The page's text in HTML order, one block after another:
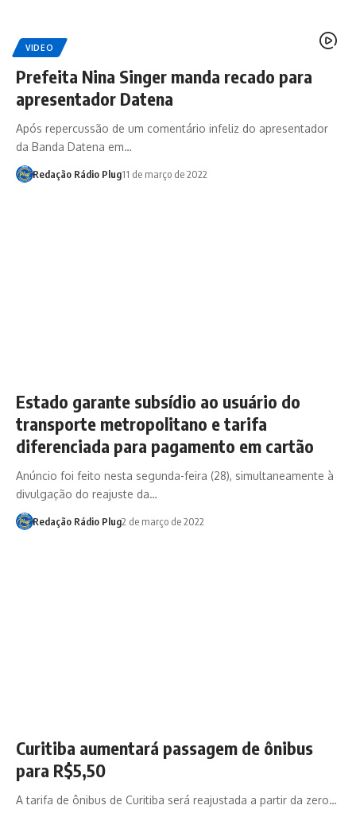
VIDEO
Prefeita Nina Singer manda recado para
apresentador Datena
Após repercussão de um comentário infeliz do apresentador
da Banda Datena em…
Redação Rádio Plug11 de março de 2022
Estado garante subsídio ao usuário do
transporte metropolitano e tarifa
diferenciada para pagamento em cartão
Anúncio foi feito nesta segunda-feira (28), simultaneamente à
divulgação do reajuste da…
Redação Rádio Plug2 de março de 2022
Curitiba aumentará passagem de ônibus
para R$5,50
A tarifa de ônibus de Curitiba será reajustada a partir da zero…